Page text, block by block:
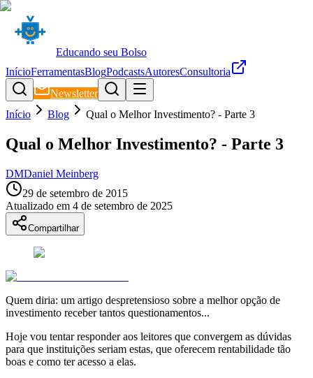
Educando seu Bolso
InícioFerramentasBlogPodcastsAutoresConsultoria
Newsletter
Início
Blog Qual o Melhor Investimento? - Parte 3
Qual o Melhor Investimento? - Parte 3
DMDaniel Meinberg
29 de setembro de 2015
Atualizado em 4 de setembro de 2025
Compartilhar
Quem diria: um artigo despretensioso sobre a melhor opção de
investimento receber tantos questionamentos...
Hoje vou tentar responder aos leitores que convergem as dúvidas
para que instituições seriam estas, que oferecem rentabilidade tão
boas e como ter acesso a elas.